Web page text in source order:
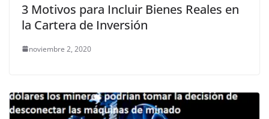
3 Motivos para Incluir Bienes Reales en
la Cartera de Inversión
noviembre 2, 2020